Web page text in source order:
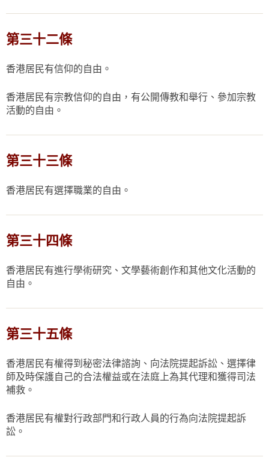
第三十二條
香港居民有信仰的自由。
香港居民有宗教信仰的自由，有公開傳教和舉行、參加宗教
活動的自由。
第三十三條
香港居民有選擇職業的自由。
第三十四條
香港居民有進行學術研究、文學藝術創作和其他文化活動的
自由。
第三十五條
香港居民有權得到秘密法律諮詢、向法院提起訴訟、選擇律
師及時保護自己的合法權益或在法庭上為其代理和獲得司法
補救。
香港居民有權對行政部門和行政人員的行為向法院提起訴
訟。